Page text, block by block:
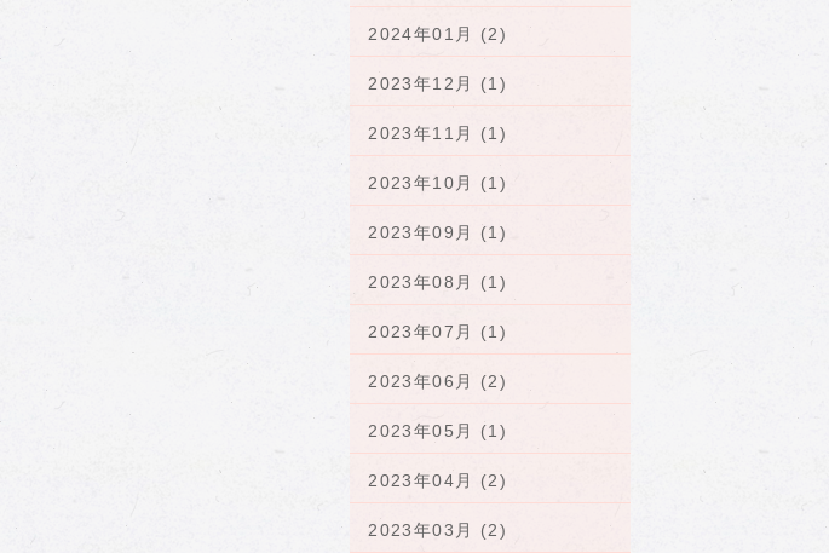
2024年01月 (2)
2023年12月 (1)
2023年11月 (1)
2023年10月 (1)
2023年09月 (1)
2023年08月 (1)
2023年07月 (1)
2023年06月 (2)
2023年05月 (1)
2023年04月 (2)
2023年03月 (2)